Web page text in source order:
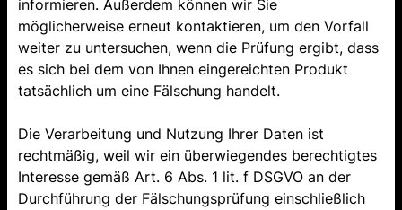
informieren. Außerdem können wir Sie
möglicherweise erneut kontaktieren, um den Vorfall
weiter zu untersuchen, wenn die Prüfung ergibt, dass
es sich bei dem von Ihnen eingereichten Produkt
tatsächlich um eine Fälschung handelt.
Die Verarbeitung und Nutzung Ihrer Daten ist
rechtmäßig, weil wir ein überwiegendes berechtigtes
Interesse gemäß Art. 6 Abs. 1 lit. f DSGVO an der
Durchführung der Fälschungsprüfung einschließlich